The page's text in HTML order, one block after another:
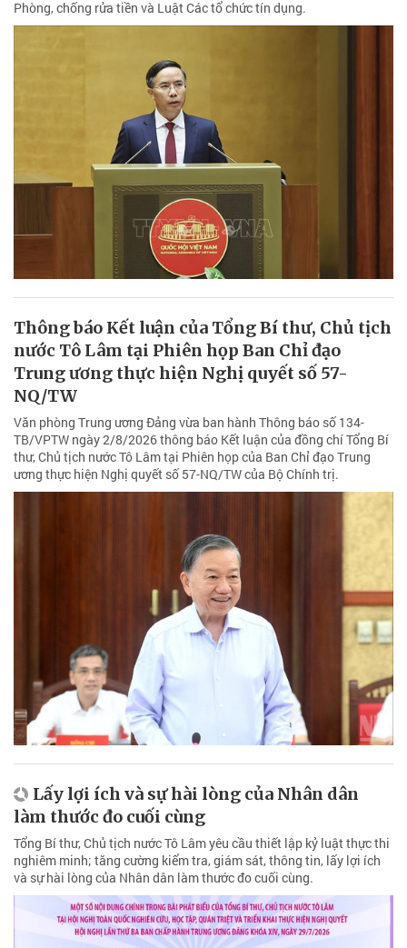
Phòng, chống rửa tiền và Luật Các tổ chức tín dụng.
Thông báo Kết luận của Tổng Bí thư, Chủ tịch
nước Tô Lâm tại Phiên họp Ban Chỉ đạo
Trung ương thực hiện Nghị quyết số 57-
NQ/TW
Văn phòng Trung ương Đảng vừa ban hành Thông báo số 134-
TB/VPTW ngày 2/8/2026 thông báo Kết luận của đồng chí Tổng Bí
thư, Chủ tịch nước Tô Lâm tại Phiên họp của Ban Chỉ đạo Trung
ương thực hiện Nghị quyết số 57-NQ/TW của Bộ Chính trị.
Lấy lợi ích và sự hài lòng của Nhân dân
làm thước đo cuối cùng
Tổng Bí thư, Chủ tịch nước Tô Lâm yêu cầu thiết lập kỷ luật thực thi
nghiêm minh; tăng cường kiểm tra, giám sát, thông tin, lấy lợi ích
và sự hài lòng của Nhân dân làm thước đo cuối cùng.